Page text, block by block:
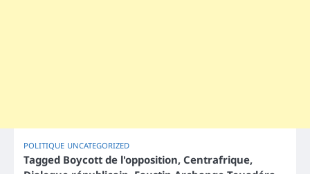
POLITIQUE UNCATEGORIZED
Tagged Boycott de l'opposition, Centrafrique,